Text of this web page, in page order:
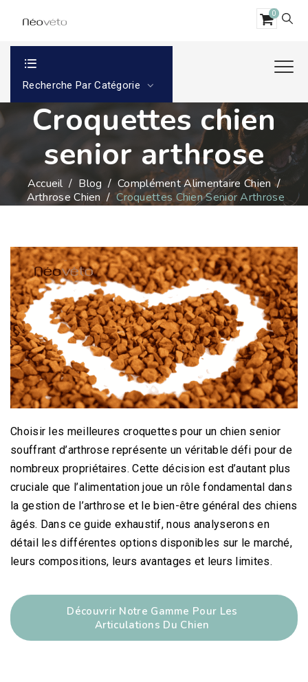
0
Recherche Par Catégorie
Croquettes chien
senior arthrose
Accueil/ Blog / Complément Alimentaire Chien /
Arthrose Chien /Croquettes Chien Senior Arthrose
Choisir les meilleures croquettes pour un chien senior
souffrant d’arthrose représente un véritable défi pour de
nombreux propriétaires. Cette décision est d’autant plus
cruciale que l’alimentation joue un rôle fondamental dans
la gestion de l’arthrose et le bien-être général des chiens
âgés. Dans ce guide exhaustif, nous analyserons en
détail les différentes options disponibles sur le marché,
leurs compositions, leurs avantages et leurs limites.
Découvrir Notre Gamme Pour Les
Articulations Du Chien